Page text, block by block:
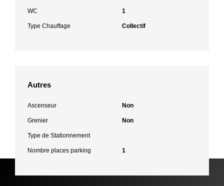
WC 1
Type Chauffage Collectif
Autres
Ascenseur Non
Grenier Non
Type de Stationnement
Nombre places parking 1